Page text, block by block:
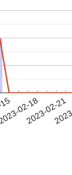
02-18
2023-02-21